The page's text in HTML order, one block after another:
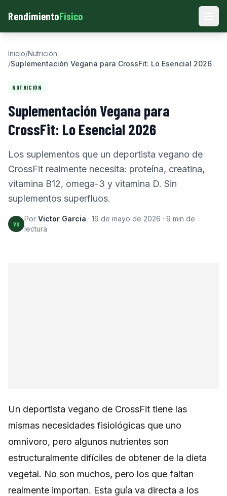
RendimientoFísico
Inicio/Nutrición
/Suplementación Vegana para CrossFit: Lo Esencial 2026
NUTRICIÓN
Suplementación Vegana para
CrossFit: Lo Esencial 2026
Los suplementos que un deportista vegano de
CrossFit realmente necesita: proteína, creatina,
vitamina B12, omega-3 y vitamina D. Sin
suplementos superfluos.
VG
Por Victor Garcia · 19 de mayo de 2026 · 9 min de
lectura
Un deportista vegano de CrossFit tiene las
mismas necesidades fisiológicas que uno
omnívoro, pero algunos nutrientes son
estructuralmente difíciles de obtener de la dieta
vegetal. No son muchos, pero los que faltan
realmente importan. Esta guía va directa a los